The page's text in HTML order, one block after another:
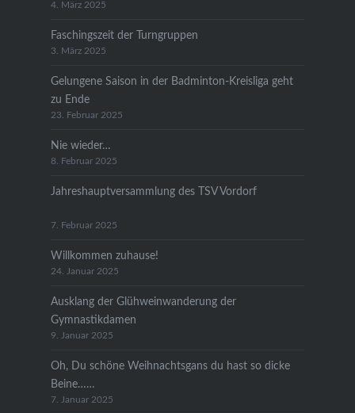
4. März 2025
Faschingszeit der Turngruppen
3. März 2025
Gelungene Saison in der Badminton-Kreisliga geht
zu Ende
23. Februar 2025
Nie wieder…
8. Februar 2025
Jahreshauptversammlung des TSV Vordorf
7. Februar 2025
Willkommen zuhause!
24. Januar 2025
Ausklang der Glühweinwanderung der
Gymnastikdamen
9. Januar 2025
Oh, Du schöne Weihnachtsgans du hast so dicke
Beine……
7. Januar 2025